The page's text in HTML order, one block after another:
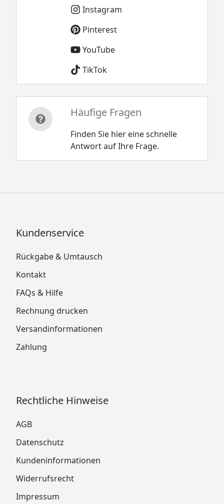
Instagram
Pinterest
YouTube
TikTok
Häufige Fragen
Finden Sie hier eine schnelle
Antwort auf Ihre Frage.
Kundenservice
Rückgabe & Umtausch
Kontakt
FAQs & Hilfe
Rechnung drucken
Versandinformationen
Zahlung
Rechtliche Hinweise
AGB
Datenschutz
Kundeninformationen
Widerrufsrecht
Impressum